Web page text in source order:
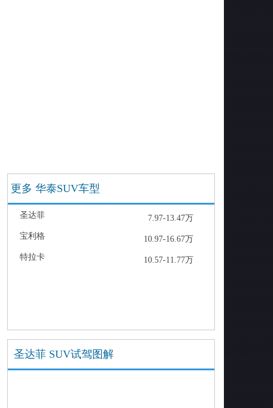
更多 华泰SUV车型
圣达菲
7.97-13.47万
宝利格
10.97-16.67万
特拉卡
10.57-11.77万
圣达菲 SUV试驾图解